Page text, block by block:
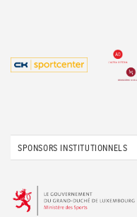
SPONSORS INSTITUTIONNELS